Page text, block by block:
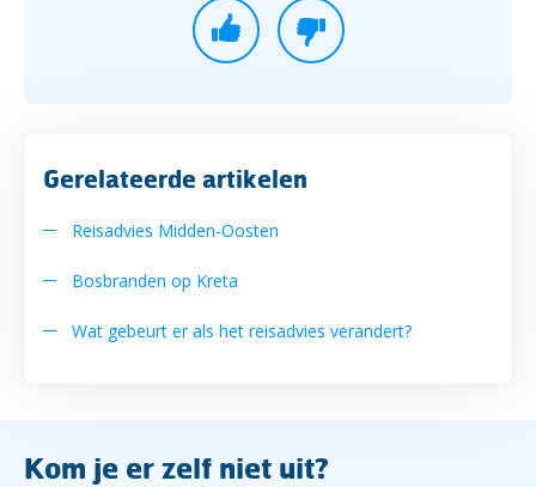
Gerelateerde artikelen
Reisadvies Midden-Oosten
Bosbranden op Kreta
Wat gebeurt er als het reisadvies verandert?
Kom je er zelf niet uit?